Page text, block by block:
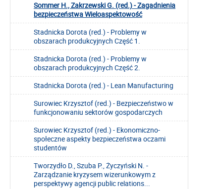
Sommer H., Zakrzewski G. (red.) - Zagadnienia
bezpieczeństwa Wieloaspektowość
Stadnicka Dorota (red.) - Problemy w
obszarach produkcyjnych Część 1.
Stadnicka Dorota (red.) - Problemy w
obszarach produkcyjnych Część 2.
Stadnicka Dorota (red.) - Lean Manufacturing
Surowiec Krzysztof (red.) - Bezpieczeństwo w
funkcjonowaniu sektorów gospodarczych
Surowiec Krzysztof (red.) - Ekonomiczno-
społeczne aspekty bezpieczeństwa oczami
studentów
Tworzydło D., Szuba P., Życzyński N. -
Zarządzanie kryzysem wizerunkowym z
perspektywy agencji public relations...